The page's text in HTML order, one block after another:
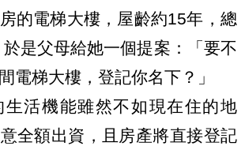
的電梯大樓，屋齡約15年，總
是父母給她一個提案：「要不
電梯大樓，登記你名下？」
生活機能雖然不如現在住的地
全額出資，且房產將直接登記